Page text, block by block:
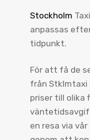
Stockholm
anpassas
tidpunkt.
För att få de
från Stklmtaxi
priser till olika
en resa via